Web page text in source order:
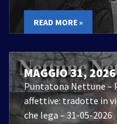
READ MORE »
MAGGIO 31, 2026
Puntatona Nettune –
affettive: tradotte in
che lega – 31-05-2026